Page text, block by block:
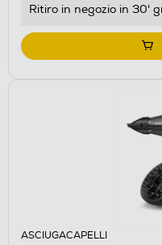
Ritiro in negozio in 30'
ASCIUGACAPELLI